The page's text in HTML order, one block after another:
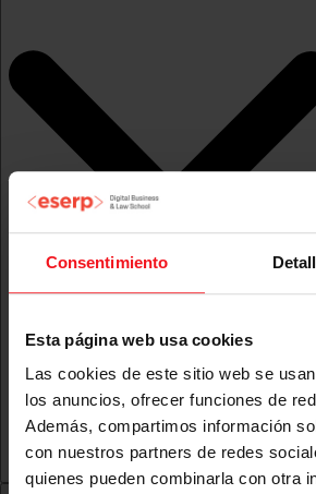
Consentimiento
Esta página web usa cookies
Las cookies de este sitio web se
los anuncios, ofrecer funciones de
Además, compartimos información
con nuestros partners de redes
quienes pueden combinarla con otra